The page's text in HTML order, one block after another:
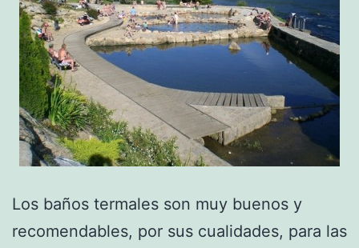
Los baños termales son muy buenos y
recomendables, por sus cualidades, para las